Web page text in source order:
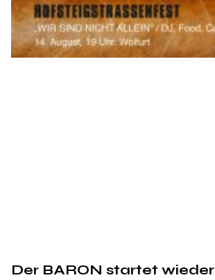
Der BARON startet wieder